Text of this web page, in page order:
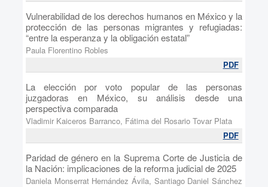
Vulnerabilidad de los derechos humanos en México y la
protección de las personas migrantes y refugiadas:
“entre la esperanza y la obligación estatal”
Paula Florentino Robles
PDF
La elección por voto popular de las personas
juzgadoras en México, su análisis desde una
perspectiva comparada
Vladimir Kaiceros Barranco, Fátima del Rosario Tovar Plata
PDF
Paridad de género en la Suprema Corte de Justicia de
la Nación: implicaciones de la reforma judicial de 2025
Daniela Monserrat Hernández Ávila, Santiago Daniel Sánchez